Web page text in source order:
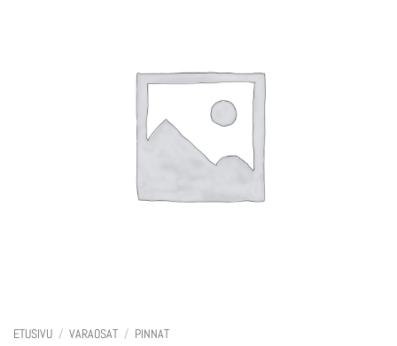
ETUSIVU / VARAOSAT / PINNAT